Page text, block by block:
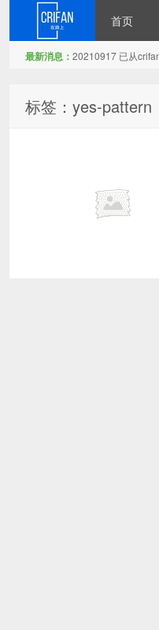
首页
最新消息： 20210917 已从
标签：yes-pattern